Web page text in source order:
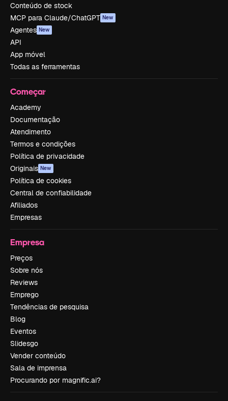
Conteúdo de stock
MCP para Claude/ChatGPT New
Agentes New
API
App móvel
Todas as ferramentas
Começar
Academy
Documentação
Atendimento
Termos e condições
Política de privacidade
Originais New
Política de cookies
Central de confiabilidade
Afiliados
Empresas
Empresa
Preços
Sobre nós
Reviews
Emprego
Tendências de pesquisa
Blog
Eventos
Slidesgo
Vender conteúdo
Sala de imprensa
Procurando por magnific.ai?